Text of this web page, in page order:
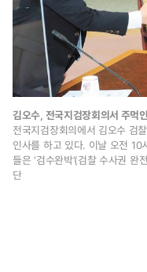
시
1
김오수, 전국지검장회의서 주먹
전국지검장회의에서 김오수 검
인사를 하고 있다. 이날 오전
들은 ‘검수완박’(검찰 수사권
단